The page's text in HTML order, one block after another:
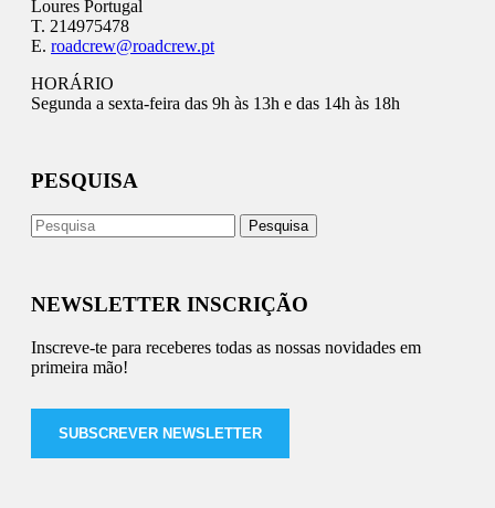
Loures Portugal
T. 214975478
E. roadcrew@roadcrew.pt
HORÁRIO
Segunda a sexta-feira das 9h às 13h e das 14h às 18h
PESQUISA
NEWSLETTER INSCRIÇÃO
Inscreve-te para receberes todas as nossas novidades em
primeira mão!
SUBSCREVER NEWSLETTER